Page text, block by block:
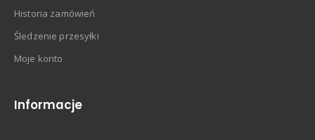
Historia zamówień
Śledzenie przesyłki
Moje konto
Informacje